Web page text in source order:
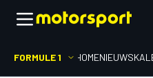
FORMULE 1 HOMENIEUWS